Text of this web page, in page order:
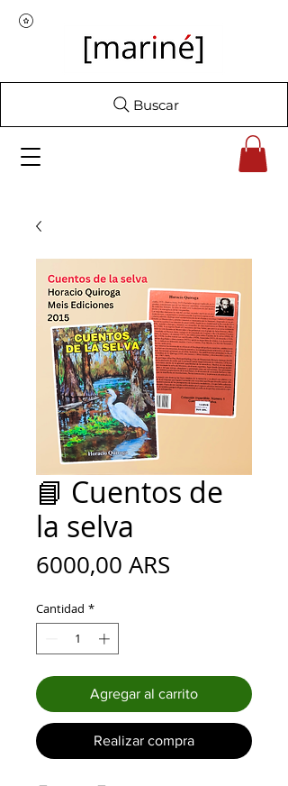
Buscar
📘 Cuentos de
la selva
6000,00 ARS
Cantidad *
Agregar al carrito
Realizar compra